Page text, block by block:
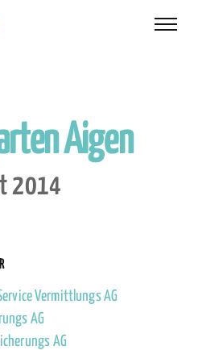
rtenAigen
t 2014
Vermittlungs AG
AG
AG